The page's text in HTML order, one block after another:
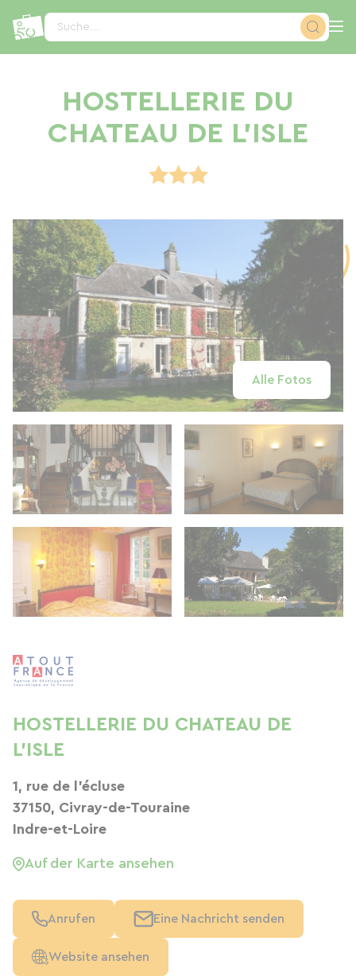
Suche...
HOSTELLERIE DU
CHATEAU DE L'ISLE
Alle Fotos
HOSTELLERIE DU CHATEAU DE
L'ISLE
1, rue de l'écluse
37150, Civray-de-Touraine
Indre-et-Loire
Auf der Karte ansehen
Anrufen Eine Nachricht senden
Website ansehen
Cookie-Einstellungen